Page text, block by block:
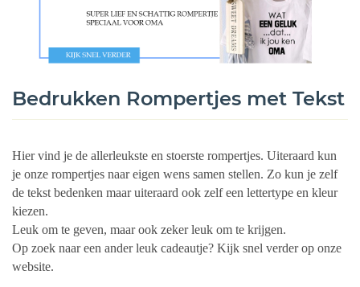
Bedrukken Rompertjes met Tekst
Hier vind je de allerleukste en stoerste rompertjes. Uiteraard kun
je onze rompertjes naar eigen wens samen stellen. Zo kun je zelf
de tekst bedenken maar uiteraard ook zelf een lettertype en kleur
kiezen.
Leuk om te geven, maar ook zeker leuk om te krijgen.
Op zoek naar een ander leuk cadeautje? Kijk snel verder op onze
website.